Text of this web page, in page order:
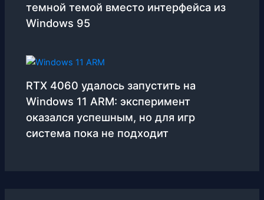
темной темой вместо интерфейса из
Windows 95
RTX 4060 удалось запустить на
Windows 11 ARM: эксперимент
оказался успешным, но для игр
система пока не подходит